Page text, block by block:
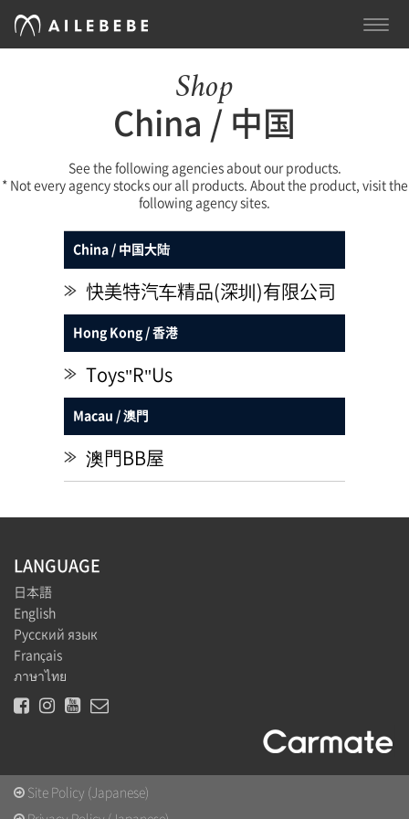
Shop
China / 中国
See the following agencies about our products.
* Not every agency stocks our all products. About the product, visit the
following agency sites.
China / 中国大陆
≫ 快美特汽车精品(深圳)有限公司
Hong Kong / 香港
≫ Toys"R"Us
Macau / 澳門
≫ 澳門BB屋
LANGUAGE
日本語
English
Русский язык
Français
ภาษาไทย
Site Policy (Japanese)